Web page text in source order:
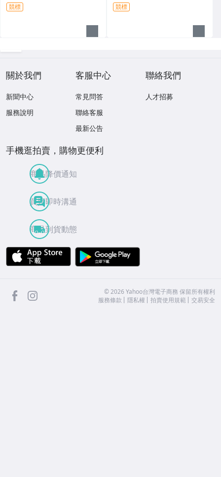
競標 競標
關於我們
新聞中心
服務說明
客服中心
常見問答
聯絡客服
最新公告
聯絡我們
人才招募
手機逛拍賣，購物更便利
商品降價通知
買賣即時溝通
商品到貨動態
APP Store
facebook ©2026 Yahoo台灣電子商務 保留所有權利
服務條款
隱私權 拍賣使用規範 交易安全